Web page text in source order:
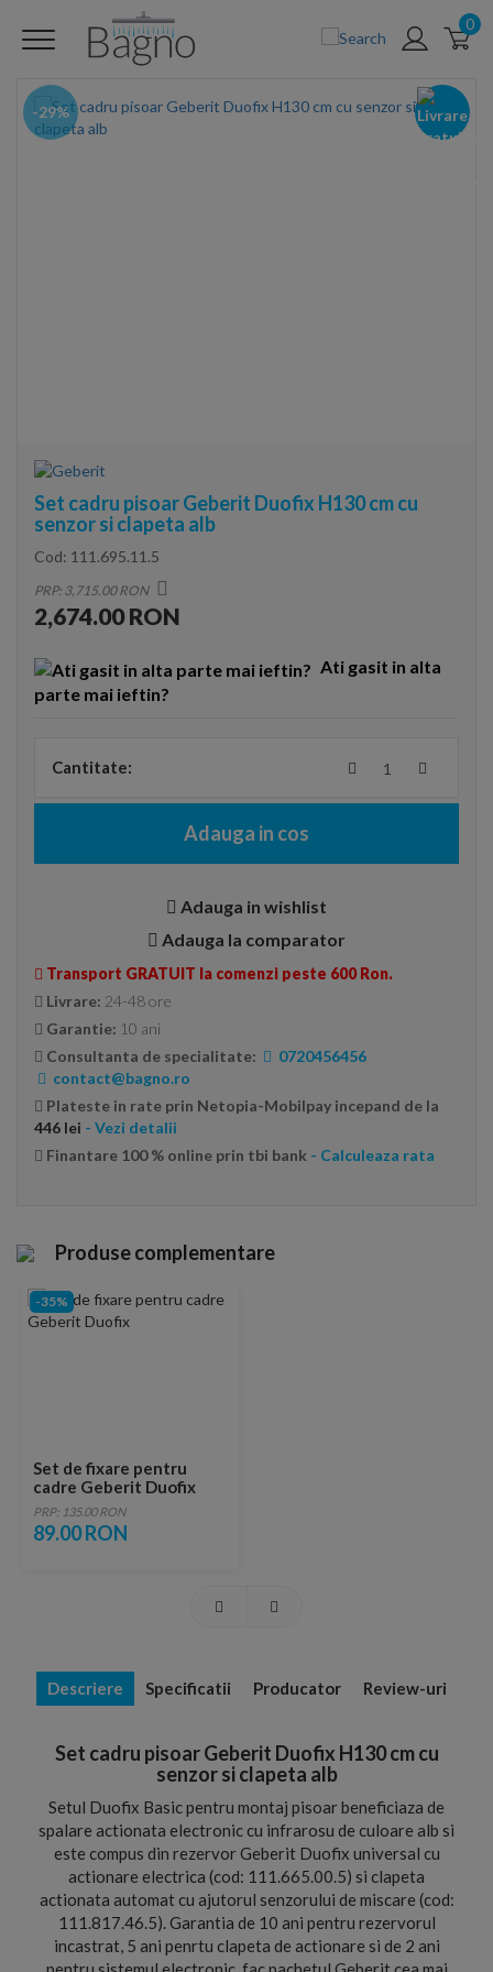
0
-29%
Set cadru pisoar Geberit Duofix H130 cm cu
senzor si clapeta alb
Cod: 111.695.11.5
PRP: 3,715.00 RON
2,674.00 RON
Ati gasit in alta
parte mai ieftin?
Cantitate:
Adauga in cos
Adauga in wishlist
Adauga la comparator
Transport GRATUIT la comenzi peste 600 Ron.
Livrare: 24-48 ore
Garantie: 10 ani
Consultanta de specialitate:
0720456456
contact@bagno.ro
Plateste in rate prin Netopia-Mobilpay incepand de la
446 lei - Vezi detalii
Finantare 100 % online prin tbi bank - Calculeaza rata
Produse complementare
-35%
Set de fixare pentru
cadre Geberit Duofix
PRP: 135.00 RON
89.00 RON
Descriere Specificatii Producator Review-uri
Set cadru pisoar Geberit Duofix H130 cm cu
senzor si clapeta alb
Setul Duofix Basic pentru montaj pisoar beneficiaza de
spalare actionata electronic cu infrarosu de culoare alb si
este compus din rezervor Geberit Duofix universal cu
actionare electrica (cod: 111.665.00.5) si clapeta
actionata automat cu ajutorul senzorului de miscare (cod:
111.817.46.5). Garantia de 10 ani pentru rezervorul
incastrat, 5 ani penrtu clapeta de actionare si de 2 ani